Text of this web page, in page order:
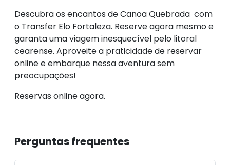
Descubra os encantos de Canoa Quebrada com
o Transfer Elo Fortaleza. Reserve agora mesmo e
garanta uma viagem inesquecível pelo litoral
cearense. Aproveite a praticidade de reservar
online e embarque nessa aventura sem
preocupações!
Reservas online agora.
Perguntas frequentes